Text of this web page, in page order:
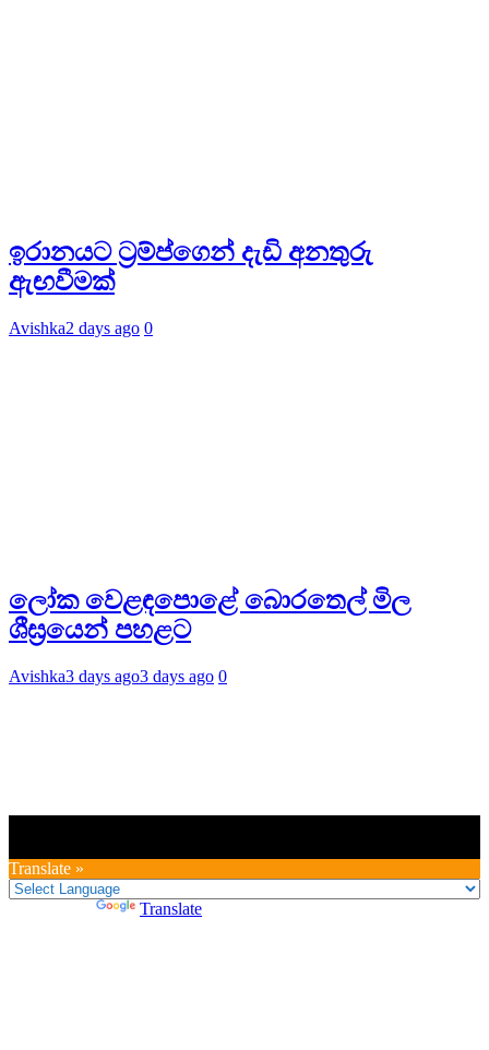
ඉරානයට ට්‍රම්ප්ගෙන් දැඩි අනතුරු
ඇඟවීමක්
Avishka2 days ago 0
ලෝක වෙළඳපොළේ බොරතෙල් මිල
ශීඝ්‍රයෙන් පහළට
Avishka3 days ago3 days ago 0
Translate »
Translate